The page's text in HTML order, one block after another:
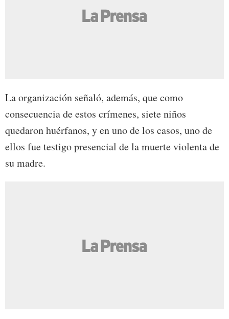
La organización señaló, además, que como
consecuencia de estos crímenes, siete niños
quedaron huérfanos, y en uno de los casos, uno de
ellos fue testigo presencial de la muerte violenta de
su madre.